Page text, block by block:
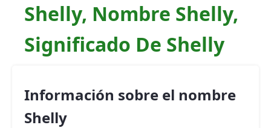
Shelly, Nombre Shelly,
Significado De Shelly
Información sobre el nombre
Shelly